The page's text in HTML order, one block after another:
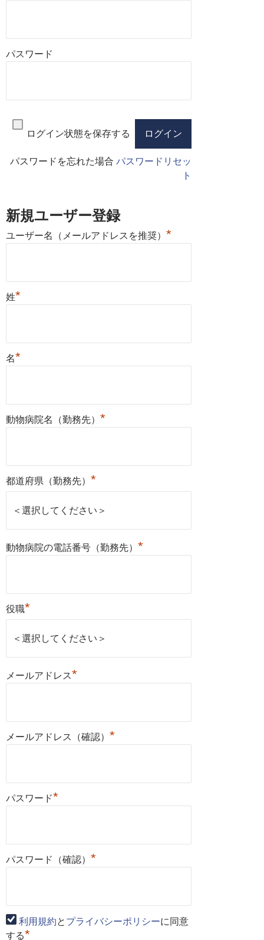
パスワード
ログイン状態を保存する
パスワードを忘れた場合 パスワードリセッ
ト
新規ユーザー登録
ユーザー名（メールアドレスを推奨） *
姓*
名*
動物病院名（勤務先） *
都道府県（勤務先） *
動物病院の電話番号（勤務先） *
役職*
メールアドレス*
メールアドレス（確認） *
パスワード*
パスワード（確認） *
利用規約と プライバシーポリシーに同意
する*